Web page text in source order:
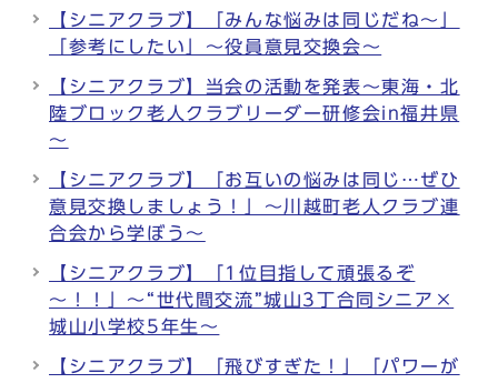
【シニアクラブ】「みんな悩みは同じだね～」
「参考にしたい」～役員意見交換会～
【シニアクラブ】当会の活動を発表～東海・北
陸ブロック老人クラブリーダー研修会in福井県
～
【シニアクラブ】「お互いの悩みは同じ…ぜひ
意見交換しましょう！」～川越町老人クラブ連
合会から学ぼう～
【シニアクラブ】「1位目指して頑張るぞ
～！！」～“世代間交流”城山3丁合同シニア×
城山小学校5年生～
【シニアクラブ】「飛びすぎた！」「パワーが